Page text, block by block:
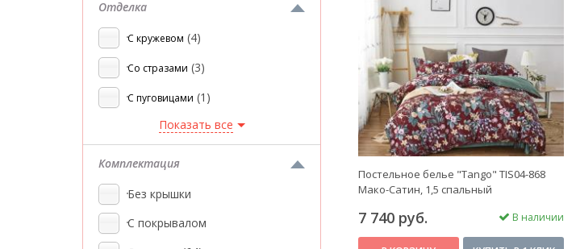
Отделка
С кружевом (4)
Со стразами (3)
С пуговицами (1)
Показать все
Комплектация
Без крышки
С покрывалом
Постельное белье "Tango" TIS04-868
Мако-Сатин, 1,5 спальный
7 740 руб. В наличии